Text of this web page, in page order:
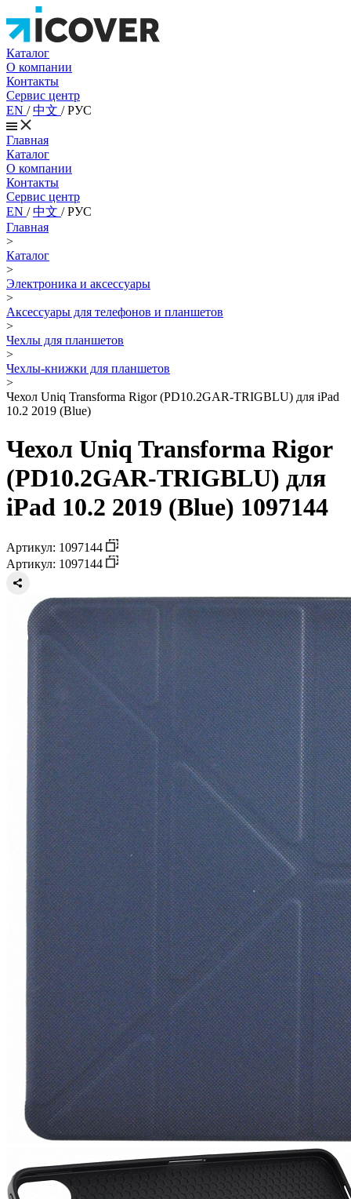
Каталог
О компании
Контакты
Сервис центр
EN /中文 /РУС
Главная
Каталог
О компании
Контакты
Сервис центр
EN /中文 /РУС
Главная
>
Каталог
>
Электроника и аксессуары
>
Аксессуары для телефонов и планшетов
>
Чехлы для планшетов
>
Чехлы-книжки для планшетов
>
Чехол Uniq Transforma Rigor (PD10.2GAR-TRIGBLU) для iPad
10.2 2019 (Blue)
Чехол Uniq Transforma Rigor
(PD10.2GAR-TRIGBLU) для
iPad 10.2 2019 (Blue) 1097144
Артикул: 1097144
Артикул: 1097144